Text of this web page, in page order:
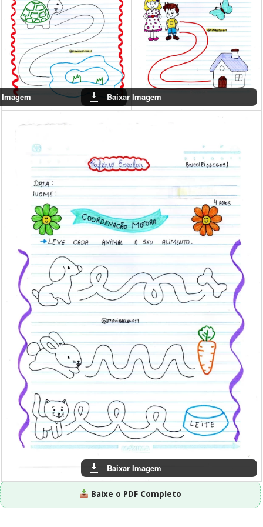
Baixar Imagem
Baixar Imagem
Baixe o PDF Completo